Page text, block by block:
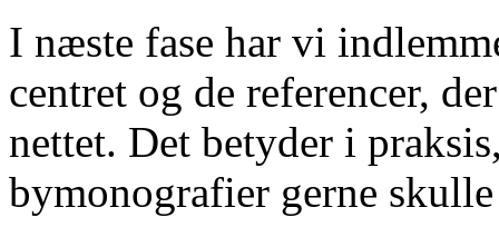
I næste fase har vi
centret og de referencer,
nettet. Det betyder i
bymonografier gerne